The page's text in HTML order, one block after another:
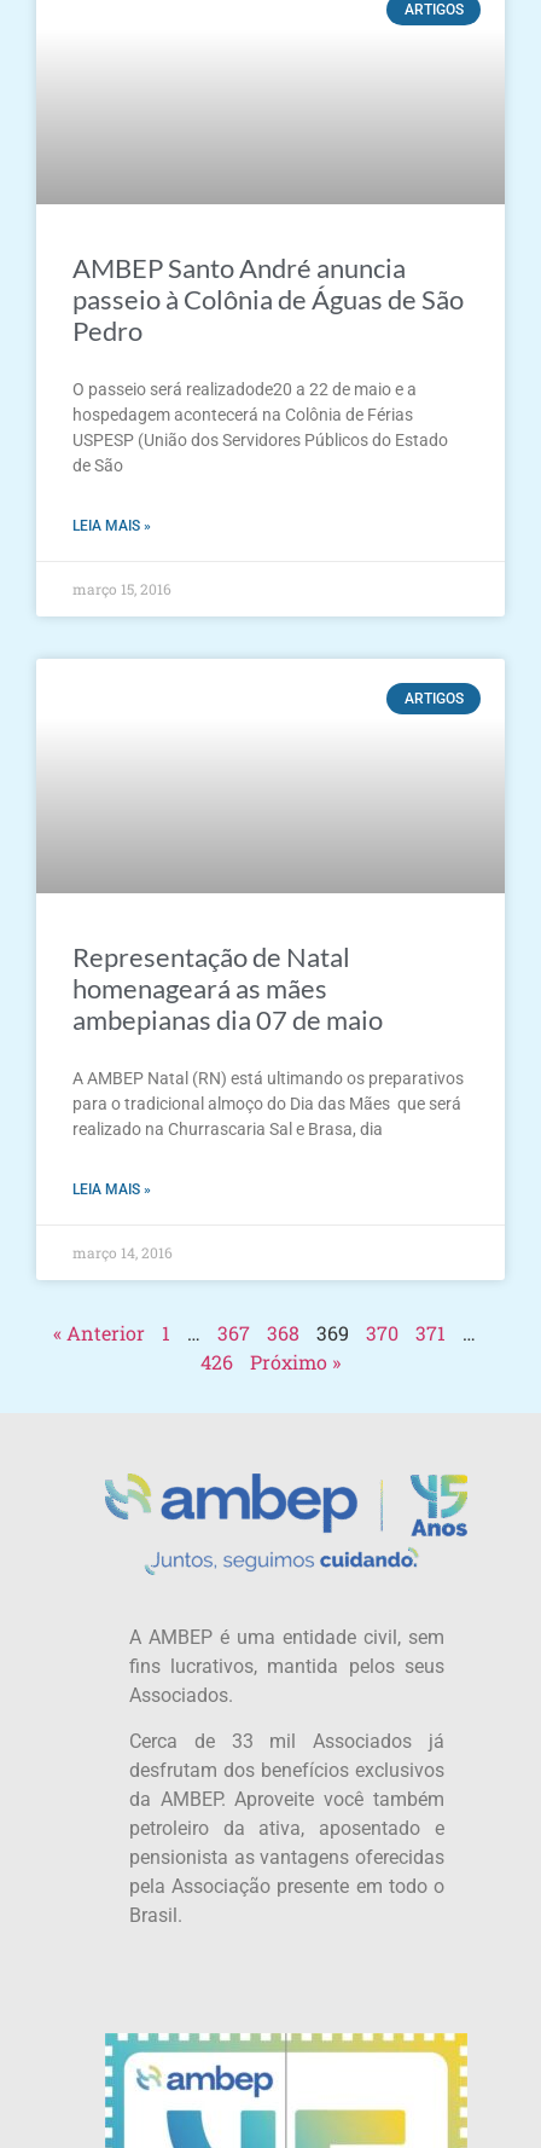
ARTIGOS
AMBEP Santo André anuncia
passeio à Colônia de Águas de São
Pedro
O passeio será realizadode20 a 22 de maio e a
hospedagem acontecerá na Colônia de Férias
USPESP (União dos Servidores Públicos do Estado
de São
LEIA MAIS »
março 15, 2016
ARTIGOS
Representação de Natal
homenageará as mães
ambepianas dia 07 de maio
A AMBEP Natal (RN) está ultimando os preparativos
para o tradicional almoço do Dia das Mães que será
realizado na Churrascaria Sal e Brasa, dia
LEIA MAIS »
março 14, 2016
« Anterior 1 … 367 368 369 370 371
…
426
Próximo »
A AMBEP é uma entidade civil, sem
fins lucrativos, mantida pelos seus
Associados.
Cerca de 33 mil Associados já
desfrutam dos benefícios exclusivos
da AMBEP. Aproveite você também
petroleiro da ativa, aposentado e
pensionista as vantagens oferecidas
pela Associação presente em todo o
Brasil.